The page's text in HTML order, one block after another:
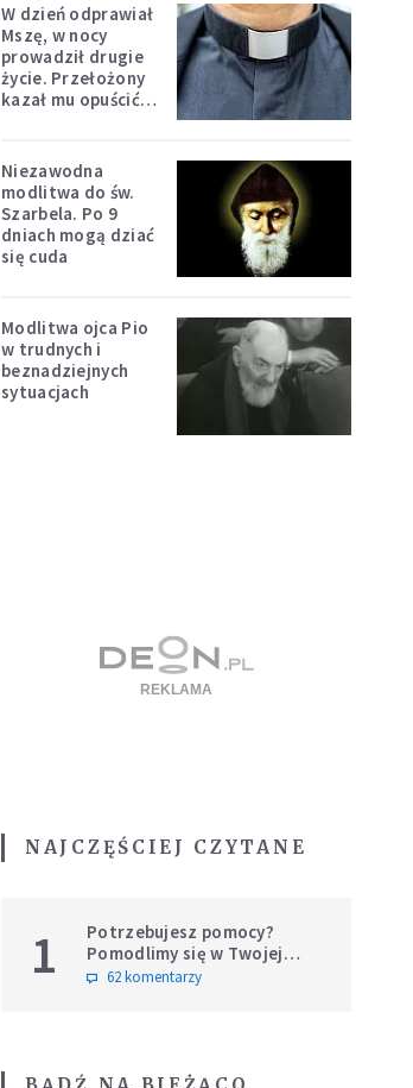
W dzień odprawiał
Mszę, w nocy
prowadził drugie
życie. Przełożony
kazał mu opuścić
Niezawodna
modlitwa do św.
Szarbela. Po 9
dniach mogą dziać
się cuda
Modlitwa ojca Pio
w trudnych i
beznadziejnych
sytuacjach
NAJCZĘŚCIEJ CZYTANE
1
Potrzebujesz pomocy?
Pomodlimy się w Twojej
intencji
62 komentarzy